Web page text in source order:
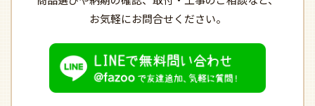
お気軽にお問合せください。